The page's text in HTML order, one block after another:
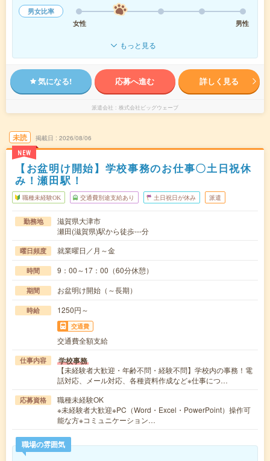
男女比率
女性
男性
もっと見る
気になる! 応募へ進む 詳しく見る
派遣会社 株式会社ビッグウェーブ
未読
NEW
掲載日 2026/08/06
【お盆明け開始】学校事務のお仕事〇土日祝休
み！瀬田駅！
職種未経験OK 交通費別途支給あり 土日祝日が休み 派遣
勤務地
滋賀県大津市
瀬田(滋賀県)駅から徒歩---分
曜日頻度 就業曜日／月～金
時間 9：00～17：00（60分休憩）
期間 お盆明け開始（～長期）
時給 1250円～
交通費
交通費全額支給
仕事内容 学校事務
【未経験者大歓迎・年齢不問・経験不問】学校内の事務！電
話対応、メール対応、各種資料作成など※仕事につ…
応募資格
職種未経験OK
※未経験者大歓迎※PC（Word・Excel・PowerPoint）操作可
能な方※コミュニケーション…
職場の雰囲気